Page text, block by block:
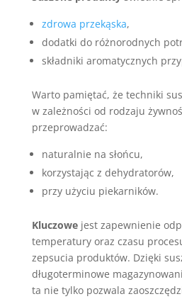
zdrowa przekąska,
dodatki do różnorodnych
składniki aromatycznych
Warto pamiętać, że techniki
w zależności od rodzaju
przeprowadzać:
naturalnie na słońcu,
korzystając z dehydratorów,
przy użyciu piekarników.
Kluczowejest zapewnienie
temperatury oraz czasu
zepsucia produktów. Dzięki
długoterminowe
ta nie tylko pozwala